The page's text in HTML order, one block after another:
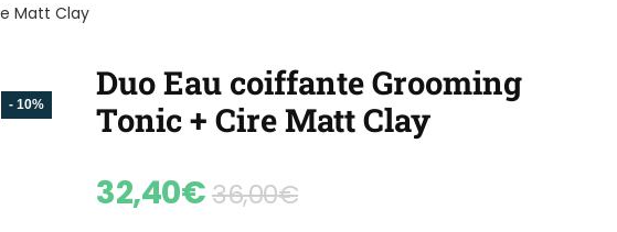
Matt Clay
- 10%
Duo Eau coiffante Grooming
Tonic + Cire Matt Clay
36,00€
32,40€